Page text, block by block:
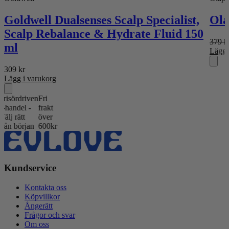
Goldwell Dualsenses Scalp Specialist,
Scalp Rebalance & Hydrate Fluid 150
ml
309 kr
Lägg i varukorg
379
Lägg
-
Fri
frakt
över
600kr
Kundservice
Kontakta oss
Köpvillkor
Ångerätt
Frågor och svar
Om oss